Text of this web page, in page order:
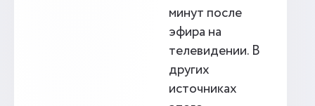
минут после
эфира на
телевидении. В
других
источниках